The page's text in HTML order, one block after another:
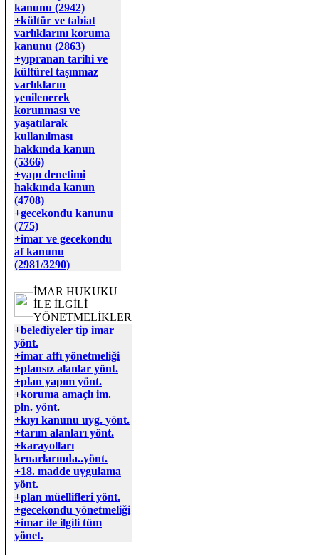
kanunu (2942)
+kültür ve tabiat
varlıklarını koruma
kanunu (2863)
+yıpranan tarihi ve
kültürel taşınmaz
varlıkların
yenilenerek
korunması ve
yaşatılarak
kullanılması
hakkında kanun
(5366)
+yapı denetimi
hakkında kanun
(4708)
+gecekondu kanunu
(775)
+imar ve gecekondu
af kanunu
(2981/3290)
İMAR HUKUKU
İLE İLGİLİ
YÖNETMELİKLER
+belediyeler tip imar
yönt.
+imar affı yönetmeliği
+plansız alanlar yönt.
+plan yapım yönt.
+koruma amaçlı im.
pln. yönt.
+kıyı kanunu uyg. yönt.
+tarım alanları yönt.
+karayolları
kenarlarında..yönt.
+18. madde uygulama
yönt.
+plan müellifleri yönt.
+gecekondu yönetmeliği
+imar ile ilgili tüm
yönet.